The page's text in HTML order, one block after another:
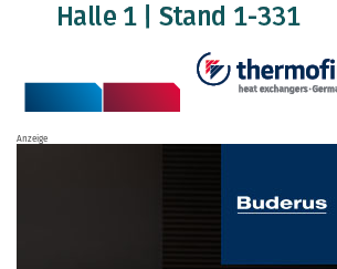
Anzeige